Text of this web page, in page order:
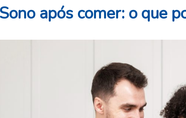
Sono após comer: o que